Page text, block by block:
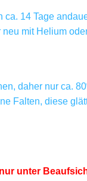
14 Tage
mit Helium
daher nur ca.
Falten, diese
unter